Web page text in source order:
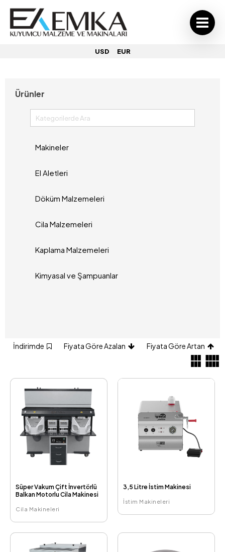
USD EUR
Ürünler
Makineler
El Aletleri
Döküm Malzemeleri
Cila Malzemeleri
Kaplama Malzemeleri
Kimyasal ve Şampuanlar
İndirimde Fiyata Göre Azalan Fiyata Göre Artan
Süper Vakum Çift İnvertörlü
Balkan Motorlu Cila Makinesi
Cila Makineleri
3,5 Litre İstim Makinesi
İstim Makineleri